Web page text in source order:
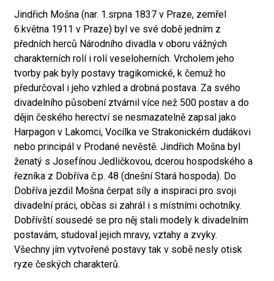
Jindřich Mošna (nar. 1.srpna 1837 v Praze, zemřel
6.května 1911 v Praze) byl ve své době jedním z
předních herců Národního divadla v oboru vážných
charakterních rolí i rolí veseloherních. Vrcholem jeho
tvorby pak byly postavy tragikomické, k čemuž ho
předurčoval i jeho vzhled a drobná postava. Za svého
divadelního působení ztvárnil více než 500 postav a do
dějin českého herectví se nesmazatelně zapsal jako
Harpagon v Lakomci, Vocílka ve Strakonickém dudákovi
nebo principál v Prodané nevěstě. Jindřich Mošna byl
ženatý s Josefínou Jedličkovou, dcerou hospodského a
řezníka z Dobříva č.p. 48 (dnešní Stará hospoda). Do
Dobříva jezdil Mošna čerpat síly a inspiraci pro svoji
divadelní práci, občas si zahrál i s místními ochotníky.
Dobřívští sousedé se pro něj stali modely k divadelním
postavám, studoval jejich mravy, vztahy a zvyky.
Všechny jím vytvořené postavy tak v sobě nesly otisk
ryze českých charakterů.